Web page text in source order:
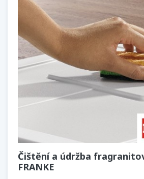
Čištění a údržba
FRANKE